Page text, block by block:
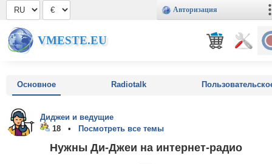
Авторизация
VMESTE.EU
Основное Radiotalk
Диджеи и ведущие
18 •
Посмотреть все темы
Нужны Ди-Джеи на интернет-радио